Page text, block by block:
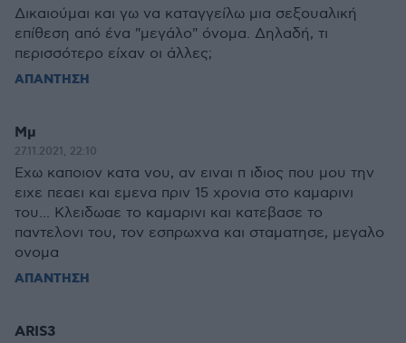
Δικαιούμαι και γω να καταγγείλω μια σεξουαλική
επίθεση από ένα "μεγάλο" όνομα. Δηλαδή, τι
περισσότερο είχαν οι άλλες;
ΑΠΑΝΤΗΣΗ
Μμ
27.11.2021, 22:10
Εχω καποιον κατα νου, αν ειναι π ιδιος που μου την
ειχε πεαει και εμενα πριν 15 χρονια στο καμαρινι
του... Κλειδωαε το καμαρινι και κατεβασε το
παντελονι του, τον εσπρωχνα και σταματησε, μεγαλο
ονομα
ΑΠΑΝΤΗΣΗ
ARIS3